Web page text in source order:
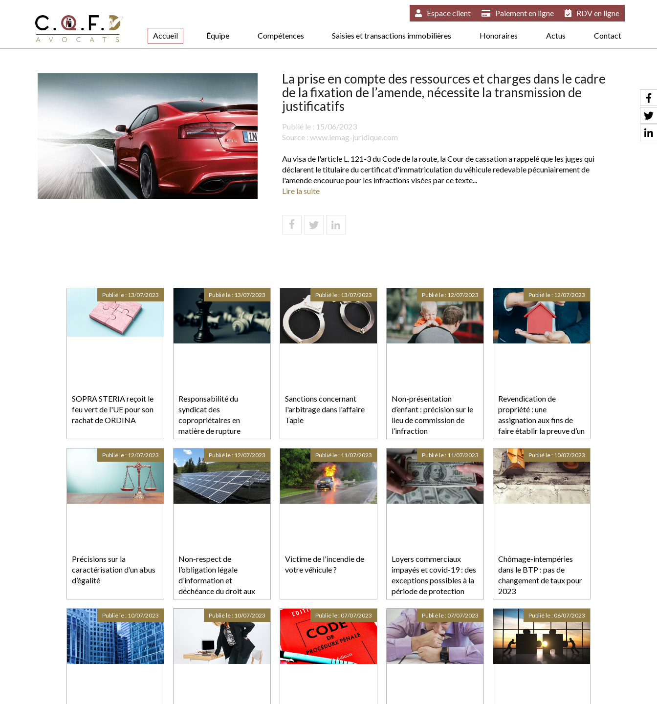
Accueil Équipe Compétences Saisies et transactions immobilières Honoraires Actus Contact
Espace client Paiement en ligne RDV en ligne
La prise en compte des ressources et charges dans le cadre
de la fixation de l’amende, nécessite la transmission de
justificatifs
Publié le : 15/06/2023
Source : www.lemag-juridique.com
Au visa de l'article L. 121-3 du Code de la route, la Cour de cassation a rappelé que les juges qui
déclarent le titulaire du certificat d'immatriculation du véhicule redevable pécuniairement de
l'amende encourue pour les infractions visées par ce texte...
Lire la suite
SOPRA STERIA reçoit le
feu vert de l'UE pour son
rachat de ORDINA
Publié le : 13/07/2023
Responsabilité du
syndicat des
copropriétaires en
matière de rupture
brutale des relations
commerciales
Publié le : 13/07/2023
Sanctions concernant
l'arbitrage dans l'affaire
Tapie
Publié le : 13/07/2023
Non-présentation
d’enfant : précision sur le
lieu de commission de
l’infraction
Publié le : 12/07/2023
Revendication de
propriété : une
assignation aux fins de
faire établir la preuve d’un
empiétement interrompt
le délai de la prescription
acquisitive
Publié le : 12/07/2023
Précisions sur la
caractérisation d’un abus
d’égalité
Publié le : 12/07/2023
Non-respect de
l’obligation légale
d’information et
déchéance du droit aux
intérêts contractuels
Publié le : 12/07/2023
Victime de l'incendie de
votre véhicule ?
Publié le : 11/07/2023
Loyers commerciaux
impayés et covid-19 : des
exceptions possibles à la
période de protection
Publié le : 11/07/2023
Chômage-intempéries
dans le BTP : pas de
changement de taux pour
2023
Publié le : 10/07/2023
Publié le : 10/07/2023 Publié le : 10/07/2023 Publié le : 07/07/2023 Publié le : 07/07/2023 Publié le : 06/07/2023